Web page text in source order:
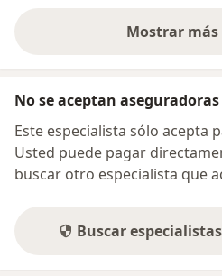
Mostrar
No se aceptan aseguradoras
Este especialista sólo acepta
Usted puede pagar
buscar otro especialista que
Buscar